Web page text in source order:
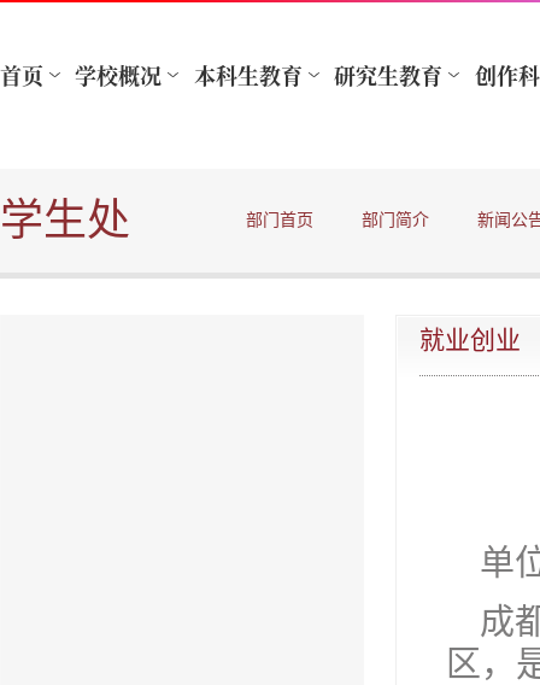
学生处 部门首页 部门简介 新闻公
就业创业
单
成
区，